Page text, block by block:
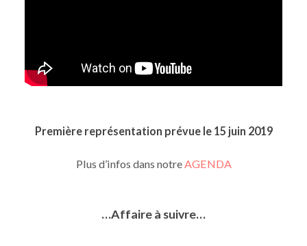
Première représentation prévue le 15 juin 2019
Plus d’infos dans notreAGENDA
…Affaire à suivre…